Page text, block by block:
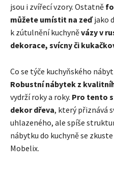
jsou i zvířecí vzory. Ostatně
můžete umístit na zeďjako
k zútulnění kuchyněvázy v
dekorace, svícny či
Co se týče kuchyňského
Robustní nábytek z
vydrží roky a roky. Pro tento
dekor dřeva, který přiznává
uhlazeného, ale spíše
nábytku do kuchyně se
Mobelix.